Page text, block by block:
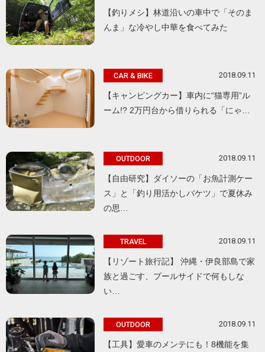
【釣りメシ】林道沿いの車中で「そのま
んま」な冷やし中華を食べてみた
CAR & BIKE 2018.09.11
【キャンピングカー】車内に“猫専用”ル
ーム!? 2万円台から借りられる「にゃ…
OUTDOOR 2018.09.11
【自由研究】ダイソーの「お魚計測ケー
ス」と「釣り用活かしバケツ」で夏休み
の思…
TRAVEL 2018.09.11
【リゾート旅行記】 沖縄・伊良部島で家
族と過ごす、プールサイドで何もしな
い…
OUTDOOR 2018.09.11
【工具】愛車のメンテにも！8機能を集